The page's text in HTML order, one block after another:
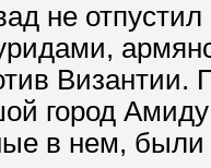
не
город
в нем,